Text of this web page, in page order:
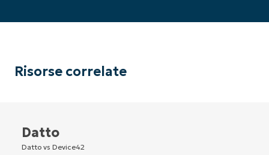
Risorse correlate
Datto
Datto vs Device42